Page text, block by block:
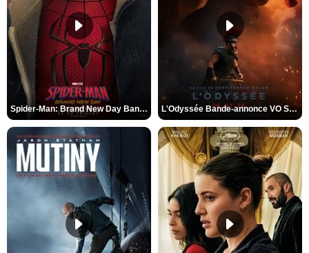
Spider-Man: Brand New Day Bande-annonce VO STFR L'Odyssée Bande-annonce VO STFR